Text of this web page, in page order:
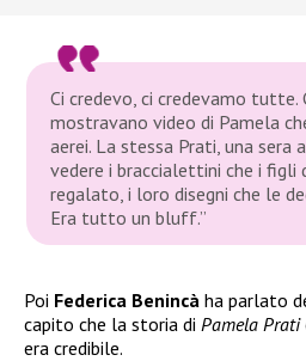
Ci credevo, ci credevamo tutte.
mostravano video di Pamela
aerei. La stessa Prati, una sera
vedere i braccialettini che i figli
regalato, i loro disegni che le
Era tutto un bluff.”
Poi Federica Benincà ha parlato
capito che la storia di Pamela Prati
era credibile.